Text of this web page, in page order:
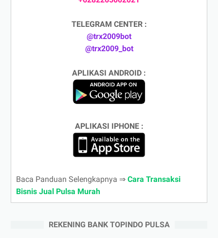
TELEGRAM CENTER :
@trx2009bot
@trx2009_bot
APLIKASI ANDROID :
APLIKASI IPHONE :
Baca Panduan Selengkapnya ⇒ Cara Transaksi
Bisnis Jual Pulsa Murah
REKENING BANK TOPINDO PULSA